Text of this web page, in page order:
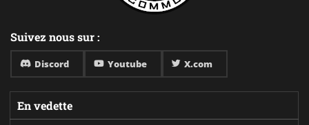
Suivez nous sur :
Discord Youtube X.com
En vedette